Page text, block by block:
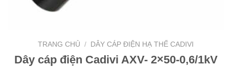
TRANG CHỦ / DÂY CÁP ĐIỆN HẠ THẾ CADIVI
Dây cáp điện Cadivi AXV- 2×50-0,6/1kV